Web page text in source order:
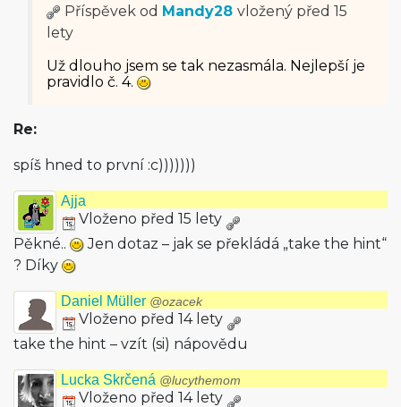
Příspěvek od Mandy28 vložený před 15
lety
Už dlouho jsem se tak nezasmála. Nejlepší je
pravidlo č. 4.
Re:
spíš hned to první :c)))))))
Ajja
Vloženo před 15 lety
Pěkné..
Jen dotaz – jak se překládá „take the hint“
? Díky
Daniel Müller @ozacek
Vloženo před 14 lety
take the hint – vzít (si) nápovědu
Lucka Skrčená @lucythemom
Vloženo před 14 lety